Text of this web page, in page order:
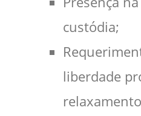
custódia;
liberdade